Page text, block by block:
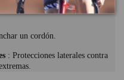
para una buena sujeción de
un cordón.
: Protecciones laterales contra